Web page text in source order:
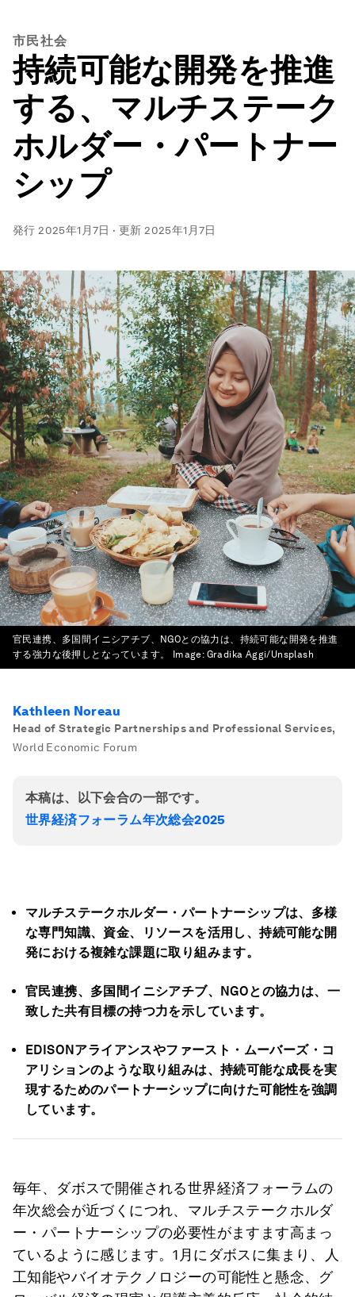
市民社会
持続可能な開発を推進
する、マルチステーク
ホルダー・パートナー
シップ
発行2025年1月7日 ·更新2025年1月7日
官民連携、多国間イニシアチブ、NGOとの協力は、持続可能な開発を推進
する強力な後押しとなっています。
Image: Gradika Aggi/Unsplash
Kathleen Noreau
Head of Strategic Partnerships and Professional Services,
World Economic Forum
本稿は、以下会合の一部です。
世界経済フォーラム年次総会2025
マルチステークホルダー・パートナーシップは、多様
な専門知識、資金、リソースを活用し、持続可能な開
発における複雑な課題に取り組みます。
官民連携、多国間イニシアチブ、NGOとの協力は、一
致した共有目標の持つ力を示しています。
EDISONアライアンスやファースト・ムーバーズ・コ
アリションのような取り組みは、持続可能な成長を実
現するためのパートナーシップに向けた可能性を強調
しています。
毎年、ダボスで開催される世界経済フォーラムの
年次総会が近づくにつれ、マルチステークホルダ
ー・パートナーシップの必要性がますます高まっ
ているように感じます。1月にダボスに集まり、人
工知能やバイオテクノロジーの可能性と懸念、グ